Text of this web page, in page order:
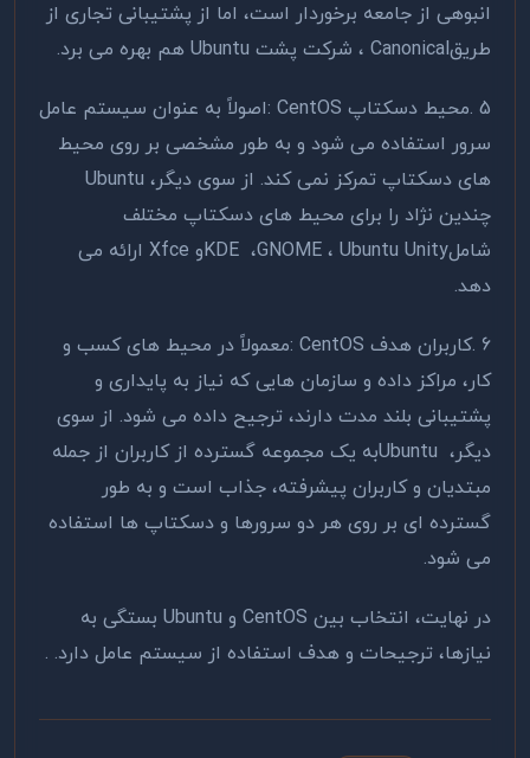
انبوهی از جامعه برخوردار است، اما از پشتیبانی تجاری از
طریقCanonical ، شرکت پشت Ubuntu هم بهره می برد.
5
.محیط دسکتاپ : CentOSاصولاً به عنوان سیستم عامل
سرور استفاده می شود و به طور مشخصی بر روی محیط
های دسکتاپ تمرکز نمی کند. از سوی دیگر، Ubuntu
چندین نژاد را برای محیط های دسکتاپ مختلف
شاملUbuntu Unity ، GNOME، KDEو Xfce ارائه می
دهد.
6
.کاربران هدف : CentOSمعمولاً در محیط های کسب و
کار، مراکز داده و سازمان هایی که نیاز به پایداری و
پشتیبانی بلند مدت دارند، ترجیح داده می شود. از سوی
دیگر، Ubuntuبه یک مجموعه گسترده از کاربران از جمله
مبتدیان و کاربران پیشرفته، جذاب است و به طور
گسترده ای بر روی هر دو سرورها و دسکتاپ ها استفاده
می شود.
در نهایت، انتخاب بین CentOS و Ubuntu بستگی به
نیازها، ترجیحات و هدف استفاده از سیستم عامل دارد. .